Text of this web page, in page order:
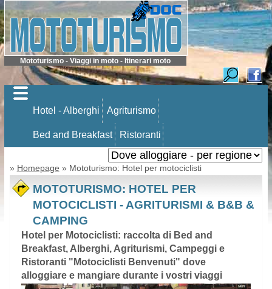
Mototurismo - Viaggi in moto - Itinerari moto
Hotel - Alberghi Agriturismo
Bed and Breakfast Ristoranti
» Homepage » Mototurismo: Hotel per motociclisti
MOTOTURISMO: HOTEL PER
MOTOCICLISTI - AGRITURISMI & B&B &
CAMPING
Hotel per Motociclisti: raccolta di Bed and
Breakfast, Alberghi, Agriturismi, Campeggi e
Ristoranti "Motociclisti Benvenuti" dove
alloggiare e mangiare durante i vostri viaggi